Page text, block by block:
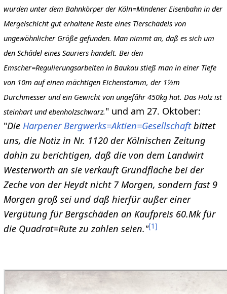
wurden unter dem Bahnkörper der Köln=Mindener Eisenbahn in der
Mergelschicht gut erhaltene Reste eines Tierschädels von
ungewöhnlicher Größe gefunden. Man nimmt an, daß es sich um
den Schädel eines Sauriers handelt. Bei den
Emscher=Regulierungsarbeiten in Baukau stieß man in einer Tiefe
von 10m auf einen mächtigen Eichenstamm, der 1½m
Durchmesser und ein Gewicht von ungefähr 450kg hat. Das Holz ist
steinhart und ebenholzschwarz." und am 27. Oktober:
"Die Harpener Bergwerks=Aktien=Gesellschaftbittet
uns, die Notiz in Nr. 1120 der Kölnischen Zeitung
dahin zu berichtigen, daß die von dem Landwirt
Westerworth an sie verkauft Grundfläche bei der
Zeche von der Heydt nicht 7 Morgen, sondern fast 9
Morgen groß sei und daß hierfür außer einer
Vergütung für Bergschäden an Kaufpreis 60.Mk für
die Quadrat=Rute zu zahlen seien."[1]